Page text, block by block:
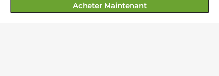
Acheter Maintenant